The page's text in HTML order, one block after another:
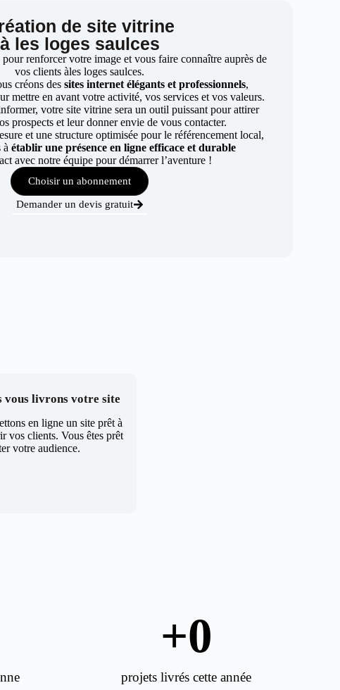
de site vitrine
à les loges saulces
pour renforcer votre image et vous faire connaître auprès de
vos clients àles loges saulces.
créons dessites internet élégants et professionnels,
mettre en avant votre activité, vos services et vos valeurs.
votre site vitrine sera un outil puissant pour attirer
prospects et leur donner envie de vous contacter.
et une structure optimisée pour le référencement local,
à établir une présence en ligne efficace et durable
avec notre équipe pour démarrer l’aventure !
Choisir un abonnement
Demander un devis gratuit
vous livrons votre site
en ligne un site prêt à
vos clients. Vous êtes prêt
votre audience.
projets livrés cette année
+0